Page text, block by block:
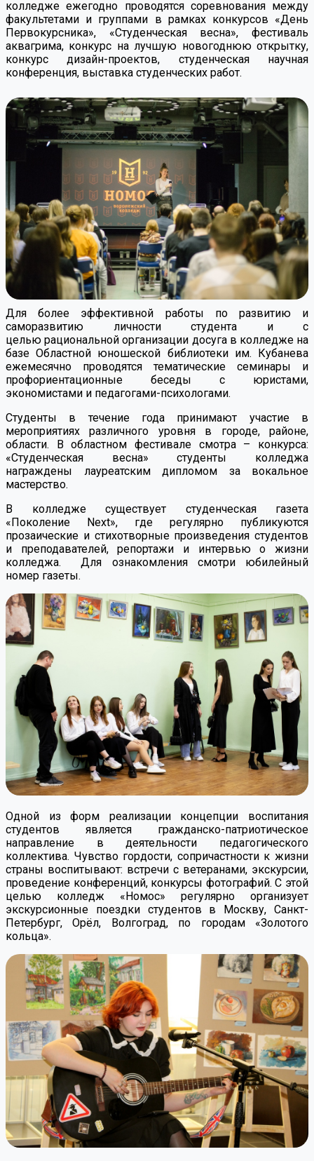
колледже ежегодно проводятся соревнования между
факультетами и группами в рамках конкурсов «День
Первокурсника», «Студенческая весна», фестиваль
аквагрима, конкурс на лучшую новогоднюю открытку,
конкурс дизайн-проектов, студенческая научная
конференция, выставка студенческих работ.
Для более эффективной работы по развитию и
саморазвитию личности студента и с
целью рациональной организации досуга в колледже на
базе Областной юношеской библиотеки им. Кубанева
ежемесячно проводятся тематические семинары и
профориентационные беседы с юристами,
экономистами и педагогами-психологами.
Студенты в течение года принимают участие в
мероприятиях различного уровня в городе, районе,
области. В областном фестивале смотра – конкурса:
«Студенческая весна» студенты колледжа
награждены лауреатским дипломом за вокальное
мастерство.
В колледже существует студенческая газета
«Поколение Next», где регулярно публикуются
прозаические и стихотворные произведения студентов
и преподавателей, репортажи и интервью о жизни
колледжа. Для ознакомления смотри юбилейный
номер газеты.
Одной из форм реализации концепции воспитания
студентов является гражданско-патриотическое
направление в деятельности педагогического
коллектива. Чувство гордости, сопричастности к жизни
страны воспитывают: встречи с ветеранами, экскурсии,
проведение конференций, конкурсы фотографий. С этой
целью колледж «Номос» регулярно организует
экскурсионные поездки студентов в Москву, Санкт-
Петербург, Орёл, Волгоград, по городам «Золотого
кольца».